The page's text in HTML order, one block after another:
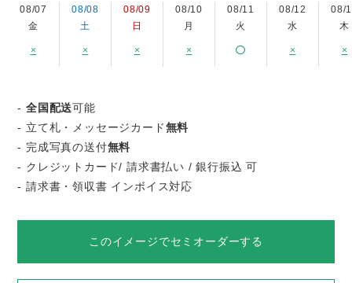
08/07
金
×
08/08
土
×
08/09
日
×
08/10
月
×
08/11
火
08/12
水
×
08/
木
×
-全国配送可能
- 立て札・メッセージカード無料
- 完成写真の送付無料
- クレジットカード/ 請求書払い / 銀行振込 可
- 請求書・領収書 インボイス対応
このイメージでセミオーダーする